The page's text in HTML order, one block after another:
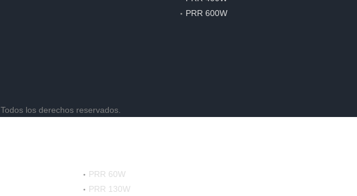
PRR 600W
Todos los derechos reservados.
PRR 60W
PRR 130W